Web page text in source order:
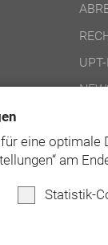
eine
am
Statistik-